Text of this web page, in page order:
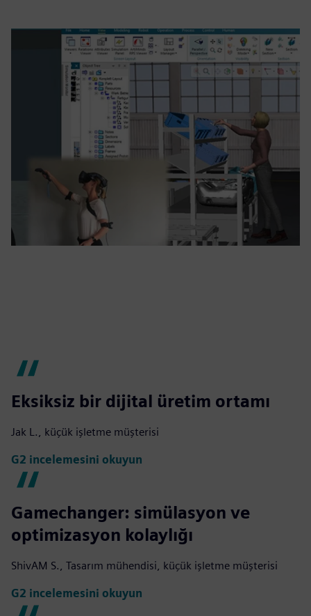
Eksiksiz bir dijital üretim ortamı
Jak L., küçük işletme müşterisi
G2 incelemesini okuyun
Gamechanger: simülasyon ve
optimizasyon kolaylığı
ShivAM S., Tasarım mühendisi, küçük işletme müşterisi
G2 incelemesini okuyun